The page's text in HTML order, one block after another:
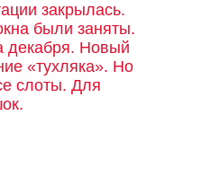
закрылась.
были заняты.
декабря. Новый
«тухляка». Но
слоты. Для